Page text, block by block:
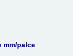
mm/palce